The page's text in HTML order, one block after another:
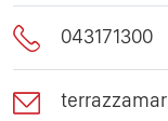
043171300